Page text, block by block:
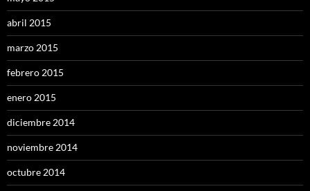
abril 2015
marzo 2015
febrero 2015
enero 2015
diciembre 2014
noviembre 2014
octubre 2014